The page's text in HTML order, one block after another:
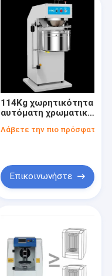
114Kg χωρητικότητα
αυτόματη χρωματική
ομαλή και
Λάβετε την πιο πρόσφατη
Επικοινωνήστε